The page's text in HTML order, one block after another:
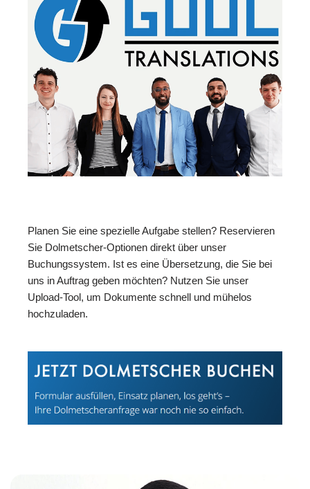
Planen Sie eine spezielle Aufgabe stellen? Reservieren
Sie Dolmetscher-Optionen direkt über unser
Buchungssystem. Ist es eine Übersetzung, die Sie bei
uns in Auftrag geben möchten? Nutzen Sie unser
Upload-Tool, um Dokumente schnell und mühelos
hochzuladen.